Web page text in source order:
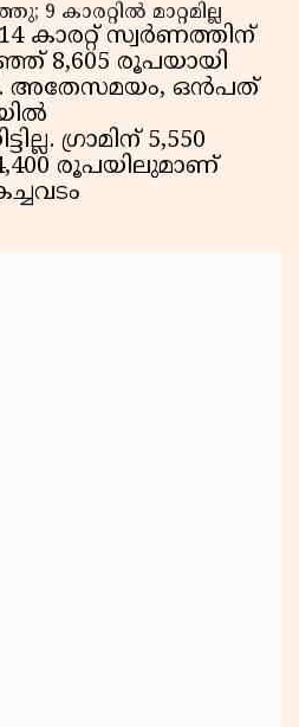
9 കാരറ്റിൽ മാറ്റമില്ല
കാരറ്റ് സ്വർണത്തിന്
8,605 രൂപയായി
അതേസമയം, ഒൻപത്
ഗ്രാമിന് 5,550
രൂപയിലുമാണ്